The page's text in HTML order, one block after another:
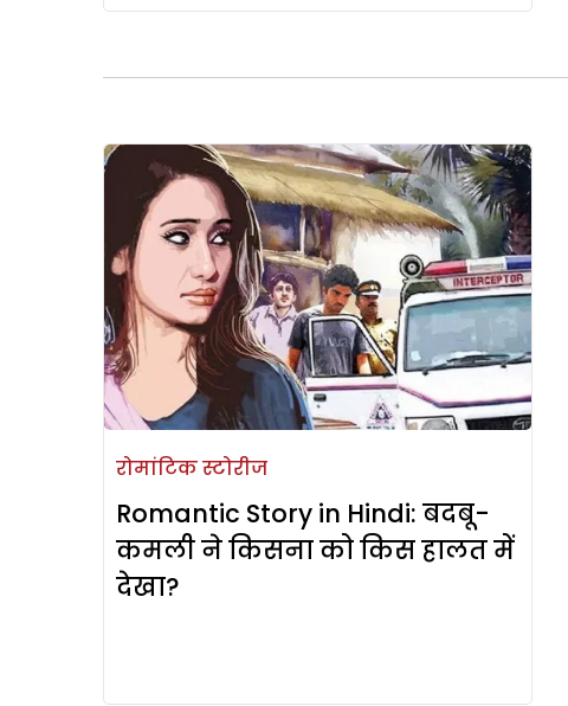
रोमांटिक स्टोरीज
Romantic Story in Hindi: बदबू-
कमली ने किसना को किस हालत में
देखा?